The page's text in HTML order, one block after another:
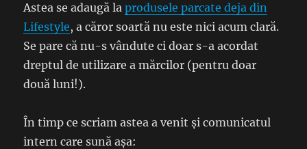
Astea se adaugă laprodusele parcate deja din
Lifestyle, a căror soartă nu este nici acum clară.
Se pare că nu-s vândute ci doar s-a acordat
dreptul de utilizare a mărcilor (pentru doar
două luni!).
În timp ce scriam astea a venit și comunicatul
intern care sună așa: